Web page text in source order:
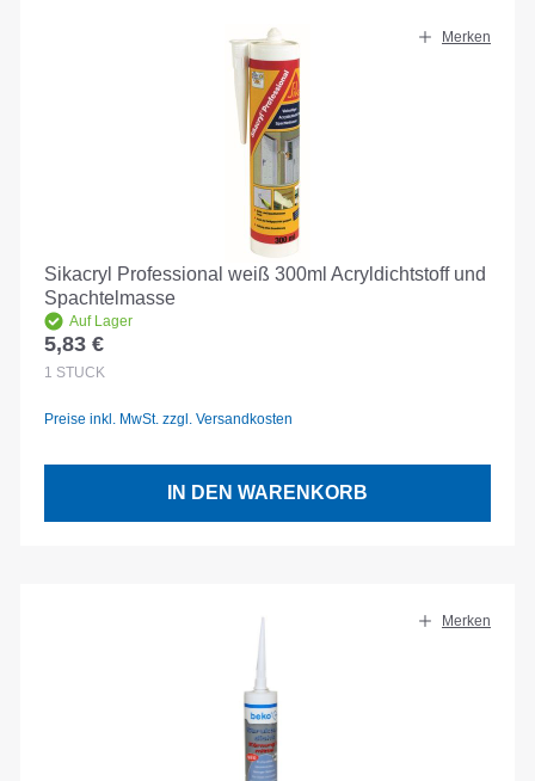
Merken
Sikacryl Professional weiß 300ml Acryldichtstoff und
Spachtelmasse
Auf Lager
Regulärer Preis:
5,83 €
1 STÜCK
Preise inkl. MwSt. zzgl. Versandkosten
IN DEN WARENKORB
Merken